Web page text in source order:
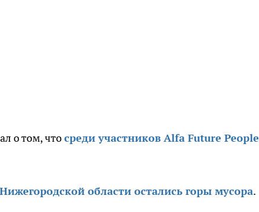
о том, чтосреди участников Alfa Future People
области остались горы мусора.